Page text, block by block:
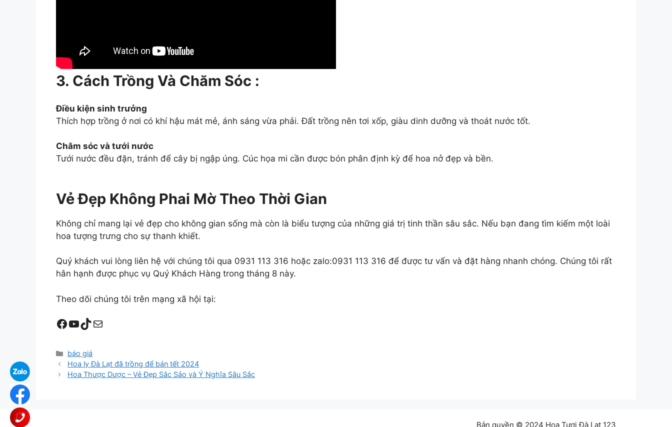
3. Cách Trồng Và Chăm Sóc :
Điều kiện sinh trưởng
Thích hợp trồng ở nơi có khí hậu mát mẻ, ánh sáng vừa phải. Đất trồng nên tơi xốp, giàu dinh dưỡng và thoát nước tốt.
Chăm sóc và tưới nước
Tưới nước đều đặn, tránh để cây bị ngập úng. Cúc họa mi cần được bón phân định kỳ để hoa nở đẹp và bền.
Vẻ Đẹp Không Phai Mờ Theo Thời Gian
Không chỉ mang lại vẻ đẹp cho không gian sống mà còn là biểu tượng của những giá trị tinh thần sâu sắc. Nếu bạn đang tìm kiếm một loài
hoa tượng trưng cho sự thanh khiết.
Quý khách vui lòng liên hệ với chúng tôi qua 0931 113 316 hoặc zalo:0931 113 316 để được tư vấn và đặt hàng nhanh chóng. Chúng tôi rất
hân hạnh được phục vụ Quý Khách Hàng trong tháng 8 này.
Theo dõi chúng tôi trên mạng xã hội tại:
Facebook
YouTube
TikTok
Mail
Danh
mục
báo giá
Hoa ly Đà Lạt đã trồng để bán tết 2024
Hoa Thược Dược – Vẻ Đẹp Sắc Sảo và Ý Nghĩa Sâu Sắc
Bản quyền © 2024 Hoa Tươi Đà Lạt 123